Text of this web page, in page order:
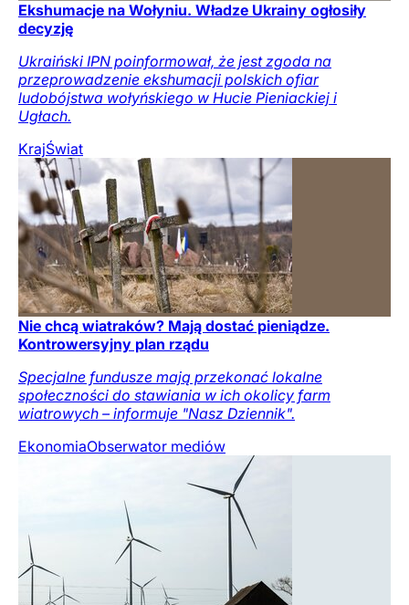
Ekshumacje na Wołyniu. Władze Ukrainy ogłosiły
decyzję
Ukraiński IPN poinformował, że jest zgoda na
przeprowadzenie ekshumacji polskich ofiar
ludobójstwa wołyńskiego w Hucie Pieniackiej i
Ugłach.
KrajŚwiat
Nie chcą wiatraków? Mają dostać pieniądze.
Kontrowersyjny plan rządu
Specjalne fundusze mają przekonać lokalne
społeczności do stawiania w ich okolicy farm
wiatrowych – informuje "Nasz Dziennik".
EkonomiaObserwator mediów